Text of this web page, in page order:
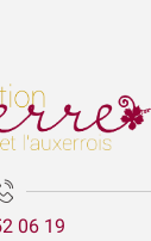
06 19